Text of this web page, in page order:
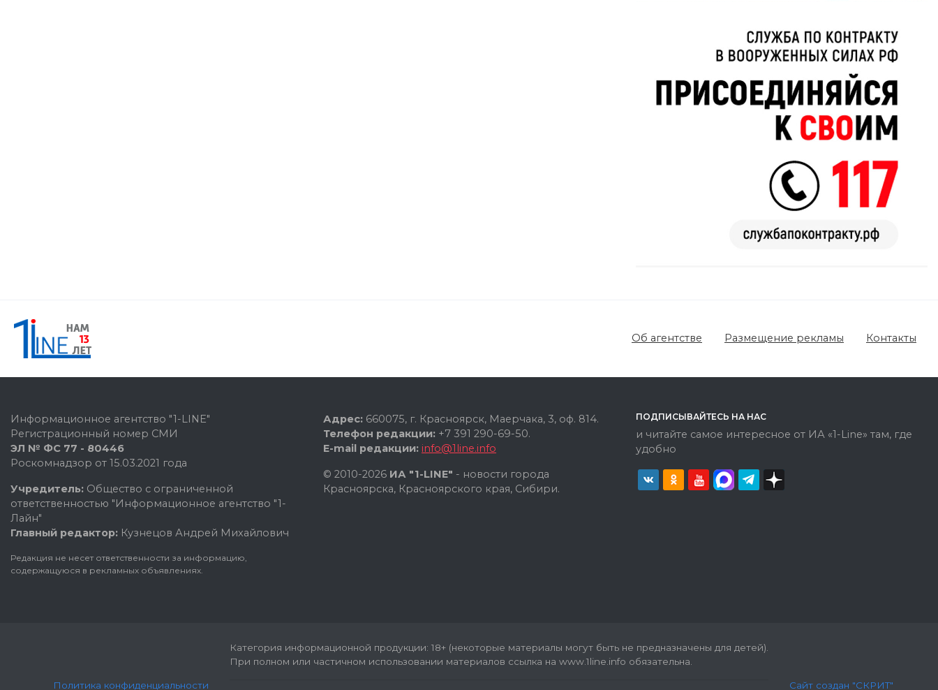
Об агентстве Размещение рекламы Контакты
Информационное агентство "1-LINE"
Регистрационный номер СМИ
ЭЛ № ФС 77 - 80446
Роскомнадзор от 15.03.2021 года
Учредитель: Общество с ограниченной
ответственностью "Информационное агентство "1-
Лайн"
Главный редактор: Кузнецов Андрей Михайлович
Редакция не несет ответственности за информацию,
содержащуюся в рекламных объявлениях.
Адрес: 660075, г. Красноярск, Маерчака, 3, оф. 814.
Телефон редакции: +7 391 290-69-50.
E-mail редакции: info@1line.info
© 2010-2026 ИА "1-LINE" - новости города
Красноярска, Красноярского края, Сибири.
ПОДПИСЫВАЙТЕСЬ НА НАС
и читайте самое интересное от ИА «1-Line» там, где
удобно
Политика конфиденциальности
Категория информационной продукции: 18+ (некоторые материалы могут быть не предназначены для детей).
При полном или частичном использовании материалов ссылка на www.1line.info обязательна.
Сайт создан "СКРИТ"